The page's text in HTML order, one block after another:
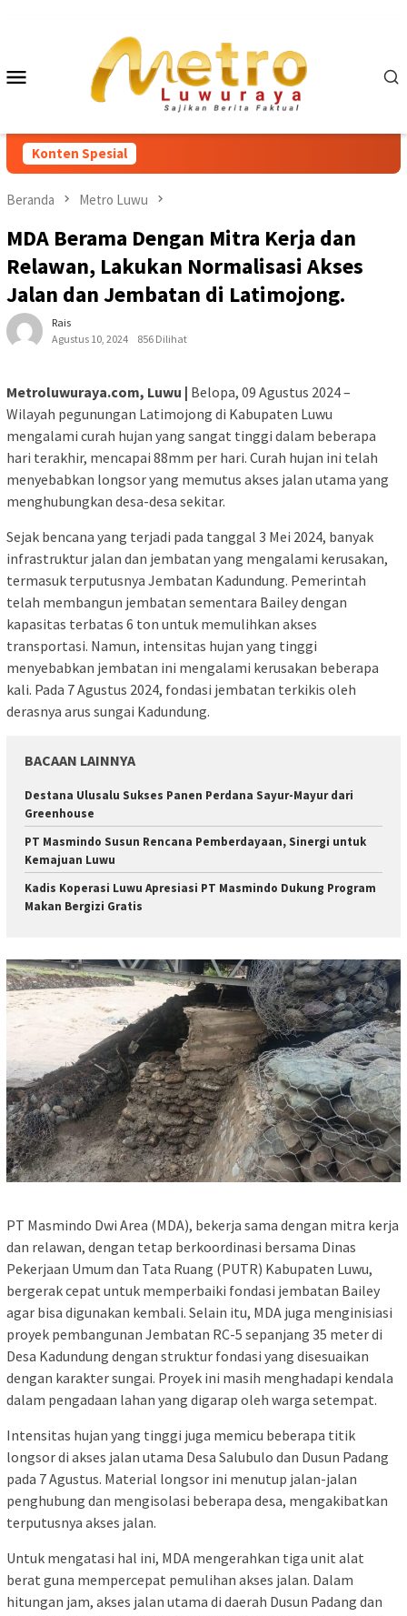
Mobile
Konten Spesial
Beranda Metro Luwu
MDA Berama Dengan Mitra Kerja dan
Relawan, Lakukan Normalisasi Akses
Jalan dan Jembatan di Latimojong.
Rais
Agustus 10, 2024
856 Dilihat
Metroluwuraya.com, Luwu | Belopa, 09 Agustus 2024 –
Wilayah pegunungan Latimojong di Kabupaten Luwu
mengalami curah hujan yang sangat tinggi dalam beberapa
hari terakhir, mencapai 88mm per hari. Curah hujan ini telah
menyebabkan longsor yang memutus akses jalan utama yang
menghubungkan desa-desa sekitar.
Sejak bencana yang terjadi pada tanggal 3 Mei 2024, banyak
infrastruktur jalan dan jembatan yang mengalami kerusakan,
termasuk terputusnya Jembatan Kadundung. Pemerintah
telah membangun jembatan sementara Bailey dengan
kapasitas terbatas 6 ton untuk memulihkan akses
transportasi. Namun, intensitas hujan yang tinggi
menyebabkan jembatan ini mengalami kerusakan beberapa
kali. Pada 7 Agustus 2024, fondasi jembatan terkikis oleh
derasnya arus sungai Kadundung.
BACAAN LAINNYA
Destana Ulusalu Sukses Panen Perdana Sayur-Mayur dari
Greenhouse
PT Masmindo Susun Rencana Pemberdayaan, Sinergi untuk
Kemajuan Luwu
Kadis Koperasi Luwu Apresiasi PT Masmindo Dukung Program
Makan Bergizi Gratis
PT Masmindo Dwi Area (MDA), bekerja sama dengan mitra kerja
dan relawan, dengan tetap berkoordinasi bersama Dinas
Pekerjaan Umum dan Tata Ruang (PUTR) Kabupaten Luwu,
bergerak cepat untuk memperbaiki fondasi jembatan Bailey
agar bisa digunakan kembali. Selain itu, MDA juga menginisiasi
proyek pembangunan Jembatan RC-5 sepanjang 35 meter di
Desa Kadundung dengan struktur fondasi yang disesuaikan
dengan karakter sungai. Proyek ini masih menghadapi kendala
dalam pengadaan lahan yang digarap oleh warga setempat.
Intensitas hujan yang tinggi juga memicu beberapa titik
longsor di akses jalan utama Desa Salubulo dan Dusun Padang
pada 7 Agustus. Material longsor ini menutup jalan-jalan
penghubung dan mengisolasi beberapa desa, mengakibatkan
terputusnya akses jalan.
Untuk mengatasi hal ini, MDA mengerahkan tiga unit alat
berat guna mempercepat pemulihan akses jalan. Dalam
hitungan jam, akses jalan utama di daerah Dusun Padang dan